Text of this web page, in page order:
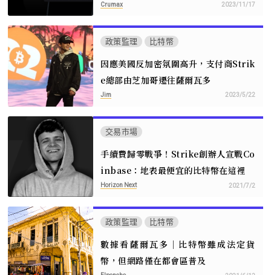
Crumax 2023/11/17
政策監理 比特幣
因應美國反加密氛圍高升，支付商Strik
e總部由芝加哥遷往薩爾瓦多
Jim 2023/5/22
交易市場
手續費歸零戰爭！Strike創辦人宣戰Co
inbase：地表最便宜的比特幣在這裡
Horizon Next 2021/7/2
政策監理 比特幣
數據看薩爾瓦多｜比特幣雖成法定貨
幣，但網路僅在都會區普及